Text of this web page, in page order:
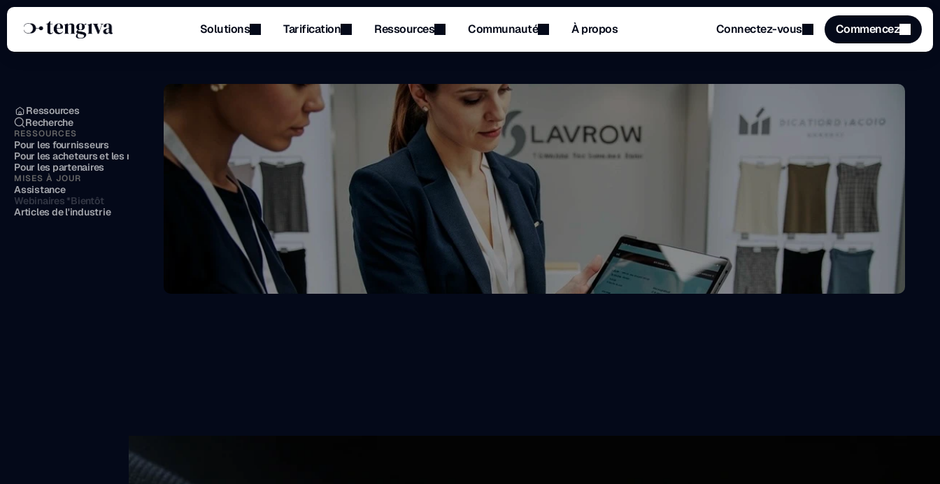
Solutions
Menu
Tarification
Ressources
Menu
Communauté
Menu
À propos Connectez-vous Commencez
Ressources
Recherche
RESSOURCES
Pour les fournisseurs
Pour les acheteurs et les marques
Pour les partenaires
MISES À JOUR
Assistance
Webinaires *Bientôt
Articles de l'industrie